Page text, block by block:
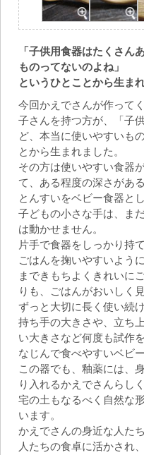
「子供用食器はたくさん
ものってないのよね」
というひとことから生ま
今回かえでさんが作って
子さんを持つ方が、「子
ど、本当に使いやすいも
とから生まれました。
その方は使いやすい食器
て、ある程度の深さがあ
とんすいをベビー食器と
子どもの小さな手は、ま
は動かせません。
片手で食器をしっかり持
ごはんを掬いやすいよう
まできもちよくきれいに
りも、ごはんがおいしく
ずっと大切に長く使い続
持ち手の大きさや、立ち
い大きさなど何度も試作
なじんで食べやすいベビ
この器でも、釉薬には、
り入れるかえでさんらし
宅の土もなるべく自然な
います。
かえでさんの身近な人た
人たちの食卓に活かされ